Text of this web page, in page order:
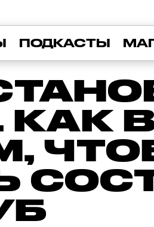
ПОДКАСТЫ
КАК